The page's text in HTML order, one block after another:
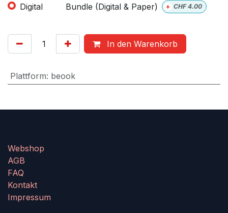
Digital Bundle (Digital & Paper) + CHF4.00
In den Warenkorb
Plattform: beook
Webshop
AGB
FAQ
Kontakt
Impressum